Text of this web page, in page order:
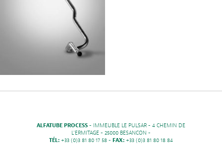
ALFATUBE PROCESS - IMMEUBLE LE PULSAR - 4 CHEMIN DE
L'ERMITAGE - 25000 BESANCON -
TÉL: +33 (0)3 81 80 17 58 - FAX: +33 (0)3 81 80 18 84